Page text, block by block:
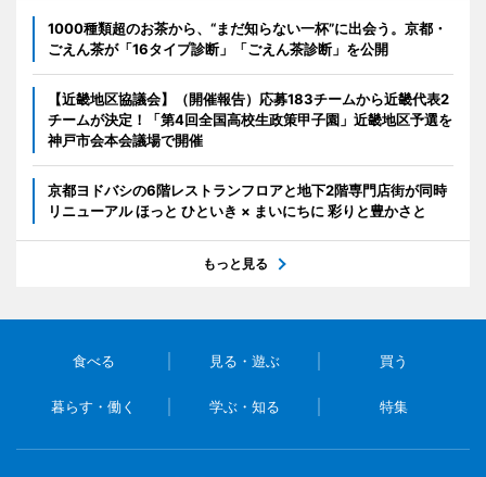
1000種類超のお茶から、“まだ知らない一杯”に出会う。京都・
ごえん茶が「16タイプ診断」「ごえん茶診断」を公開
【近畿地区協議会】（開催報告）応募183チームから近畿代表2
チームが決定！「第4回全国高校生政策甲子園」近畿地区予選を
神戸市会本会議場で開催
京都ヨドバシの6階レストランフロアと地下2階専門店街が同時
リニューアル ほっと ひといき × まいにちに 彩りと豊かさと
もっと見る
食べる 見る・遊ぶ 買う
暮らす・働く 学ぶ・知る 特集